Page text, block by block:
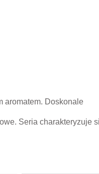
aromatem. Doskonale
Seria charakteryzuje